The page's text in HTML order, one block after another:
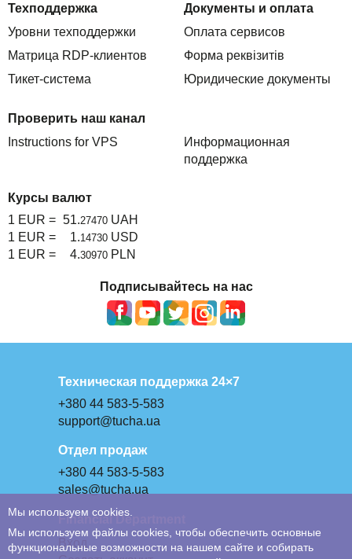
Техподдержка
Уровни техподдержки
Матрица RDP-клиентов
Тикет-система
Документы и оплата
Оплата сервисов
Форма реквізитів
Юридические документы
Проверить наш канал
Instructions for VPS
Информационная
поддержка
Курсы валют
1 EUR = 51.27470 UAH
1 EUR =
1.14730 USD
1 EUR =
4.30970 PLN
Подписывайтесь на нас
Техническая поддержка 24×7
+380 44 583-5-583
support@tucha.ua
Отдел продаж
+380 44 583-5-583
sales@tucha.ua
Financial Department
Вход
Мы используем cookies.
Мы используем файлы cookies, чтобы обеспечить основные
функциональные возможности на нашем сайте и собирать